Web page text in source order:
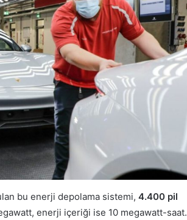
bu enerji depolama sistemi, 4.400 pil
enerji içeriği ise 10 megawatt-saat.